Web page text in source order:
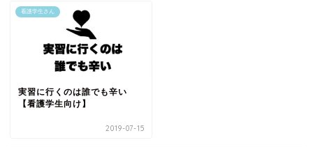
看護学生さん
実習に行くのは誰でも辛い
【看護学生向け】
2019-07-15